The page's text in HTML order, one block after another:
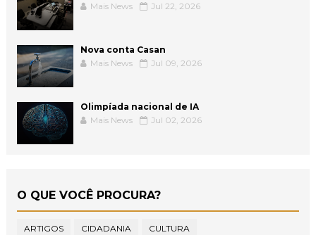
Mais News
Jul 22, 2026
Nova conta Casan
Mais News
Jul 09, 2026
Olimpíada nacional de IA
Mais News
Jul 02, 2026
O QUE VOCÊ PROCURA?
ARTIGOS CIDADANIA CULTURA